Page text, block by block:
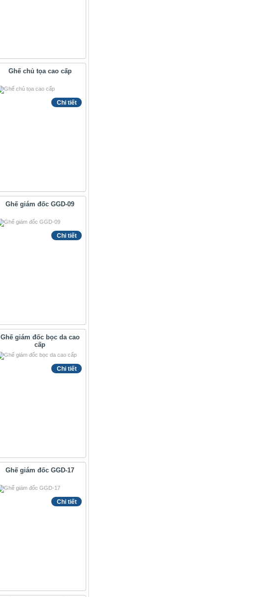
Ghế chủ tọa cao cấp
Chi tiết
Ghế giám đốc GGD-09
Chi tiết
Ghế giám đốc bọc da cao
cấp
Chi tiết
Ghế giám đốc GGD-17
Chi tiết